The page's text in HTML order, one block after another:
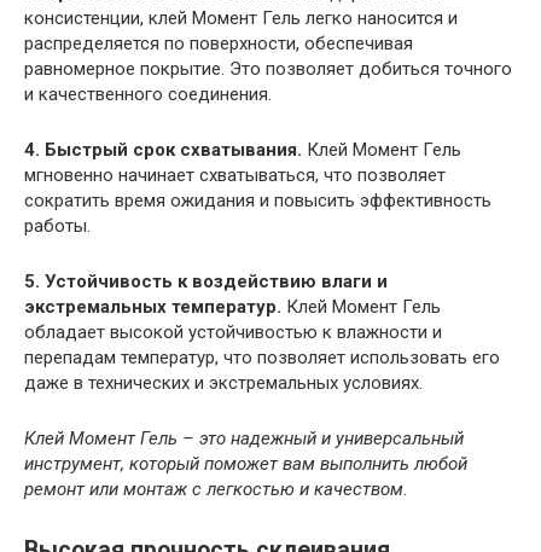
консистенции, клей Момент Гель легко наносится и
распределяется по поверхности, обеспечивая
равномерное покрытие. Это позволяет добиться точного
и качественного соединения.
4. Быстрый срок схватывания. Клей Момент Гель
мгновенно начинает схватываться, что позволяет
сократить время ожидания и повысить эффективность
работы.
5. Устойчивость к воздействию влаги и
экстремальных температур. Клей Момент Гель
обладает высокой устойчивостью к влажности и
перепадам температур, что позволяет использовать его
даже в технических и экстремальных условиях.
Клей Момент Гель – это надежный и универсальный
инструмент, который поможет вам выполнить любой
ремонт или монтаж с легкостью и качеством.